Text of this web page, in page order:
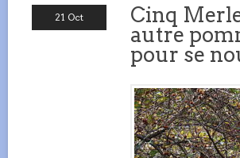
21 Oct
Cinq
autre
pour se